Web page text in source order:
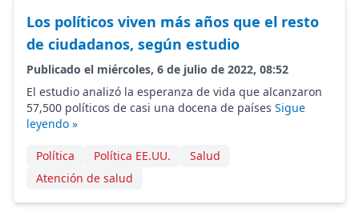
Los políticos viven más años que el resto
de ciudadanos, según estudio
Publicado el miércoles, 6 de julio de 2022, 08:52
El estudio analizó la esperanza de vida que alcanzaron
57,500 políticos de casi una docena de países Sigue
leyendo »
Política Política EE.UU.
Salud
Atención de salud